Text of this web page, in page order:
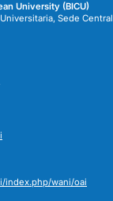
University (BICU)
Sede Central
index.php/wani/oai